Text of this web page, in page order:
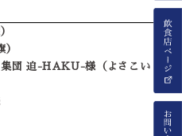
集団 迫-HAKU-様（よさこい